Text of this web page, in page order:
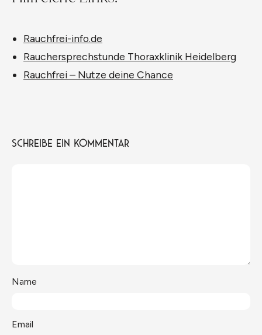
Rauchfrei-info.de
Rauchersprechstunde Thoraxklinik Heidelberg
Rauchfrei – Nutze deine Chance
Schreibe ein Kommentar
Name
Email